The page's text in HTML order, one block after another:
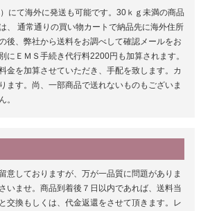
にて海外に発送も可能です。30ｋｇ未満の商品
、 通常通りの買い物カートで納品先に海外住所
後、弊社から送料をお調べして確認メールをお
にＥＭＳ手続き代行料2200円も加算されます。
金を加算させていただき、手配を致します。カ
ます。尚、一部商品で送れないものもございま
。
意しておりますが、万が一品質に問題がありま
いませ。商品到着後７日以内であれば、送料当
交換もしくは、代金返還をさせて頂きます。レ